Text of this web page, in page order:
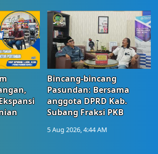
Bincang-bincang
Pasundan: Bersama
anggota DPRD Kab.
Subang Fraksi PKB
5 Aug 2026, 4:44 AM